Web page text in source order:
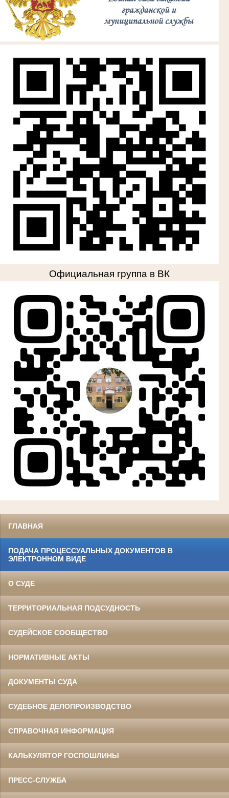
Официальная группа в ВК
ГЛАВНАЯ
ПОДАЧА ПРОЦЕССУАЛЬНЫХ ДОКУМЕНТОВ В
ЭЛЕКТРОННОМ ВИДЕ
О СУДЕ
ТЕРРИТОРИАЛЬНАЯ ПОДСУДНОСТЬ
СУДЕЙСКОЕ СООБЩЕСТВО
НОРМАТИВНЫЕ АКТЫ
ДОКУМЕНТЫ СУДА
СУДЕБНОЕ ДЕЛОПРОИЗВОДСТВО
СПРАВОЧНАЯ ИНФОРМАЦИЯ
КАЛЬКУЛЯТОР ГОСПОШЛИНЫ
ПРЕСС-СЛУЖБА